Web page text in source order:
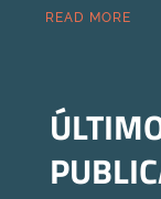
READ MORE